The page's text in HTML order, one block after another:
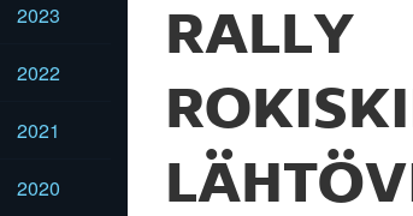
2023
2022
2021
2020
RALLY